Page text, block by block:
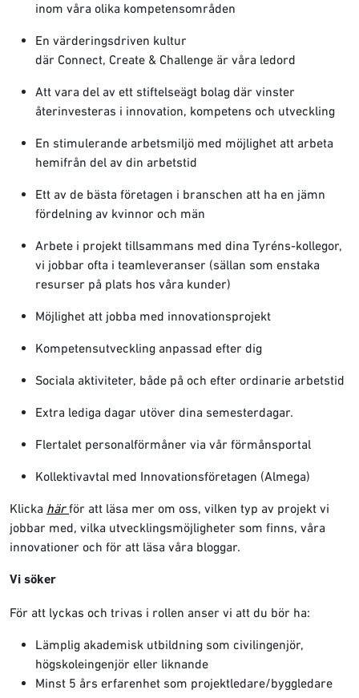
inom våra olika kompetensområden
En värderingsdriven kultur
där Connect, Create & Challenge är våra ledord
Att vara del av ett stiftelseägt bolag där vinster
återinvesteras i innovation, kompetens och utveckling
En stimulerande arbetsmiljö med möjlighet att arbeta
hemifrån del av din arbetstid
Ett av de bästa företagen i branschen att ha en jämn
fördelning av kvinnor och män
Arbete i projekt tillsammans med dina Tyréns-kollegor,
vi jobbar ofta i teamleveranser (sällan som enstaka
resurser på plats hos våra kunder)
Möjlighet att jobba med innovationsprojekt
Kompetensutveckling anpassad efter dig
Sociala aktiviteter, både på och efter ordinarie arbetstid
Extra lediga dagar utöver dina semesterdagar.
Flertalet personalförmåner via vår förmånsportal
Kollektivavtal med Innovationsföretagen (Almega)
Klicka här för att läsa mer om oss, vilken typ av projekt vi
jobbar med, vilka utvecklingsmöjligheter som finns, våra
innovationer och för att läsa våra bloggar.
Vi söker
För att lyckas och trivas i rollen anser vi att du bör ha:
Lämplig akademisk utbildning som civilingenjör,
högskoleingenjör eller liknande
Minst 5 års erfarenhet som projektledare/byggledare